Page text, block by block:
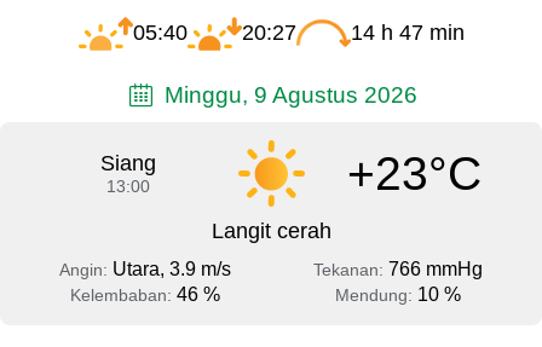
05:40 20:27 14 h 47 min
Minggu, 9 Agustus 2026
Siang
13:00 +23°C
Langit cerah
Angin: Utara, 3.9 m/s Tekanan: 766 mmHg
Kelembaban: 46 % Mendung: 10 %